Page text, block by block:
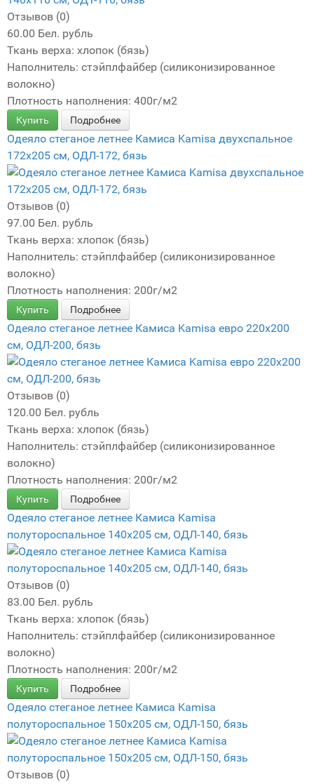
Отзывов (0)
60.00 Бел. рубль
Ткань верха: хлопок (бязь)
Наполнитель: стэйплфайбер (силиконизированное
волокно)
Плотность наполнения: 400г/м2
Купить Подробнее
Одеяло стеганое летнее Камиса Kamisa двухспальное
172х205 см, ОДЛ-172, бязь
Отзывов (0)
97.00 Бел. рубль
Ткань верха: хлопок (бязь)
Наполнитель: стэйплфайбер (силиконизированное
волокно)
Плотность наполнения: 200г/м2
Купить Подробнее
Одеяло стеганое летнее Камиса Kamisa евро 220х200
см, ОДЛ-200, бязь
Отзывов (0)
120.00 Бел. рубль
Ткань верха: хлопок (бязь)
Наполнитель: стэйплфайбер (силиконизированное
волокно)
Плотность наполнения: 200г/м2
Купить Подробнее
Одеяло стеганое летнее Камиса Kamisa
полутороспальное 140х205 см, ОДЛ-140, бязь
Отзывов (0)
83.00 Бел. рубль
Ткань верха: хлопок (бязь)
Наполнитель: стэйплфайбер (силиконизированное
волокно)
Плотность наполнения: 200г/м2
Купить Подробнее
Одеяло стеганое летнее Камиса Kamisa
полутороспальное 150х205 см, ОДЛ-150, бязь
Отзывов (0)